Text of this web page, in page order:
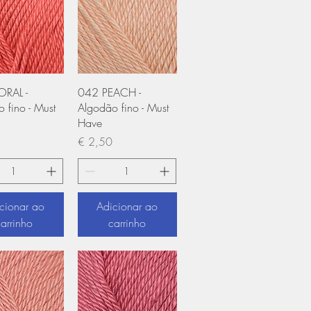
rápida
-
fino - Must
ao
Visualização rápida
042 PEACH -
Algodão fino - Must
Have
Preço
€ 2,50
Adicionar ao
carrinho